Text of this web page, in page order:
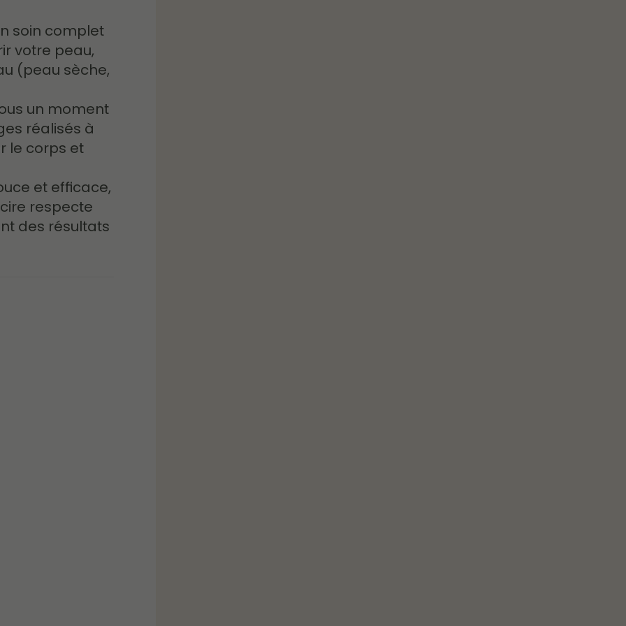
soin complet
votre peau,
(peau sèche,
un moment
réalisés à
le corps et
et efficace,
respecte
des résultats